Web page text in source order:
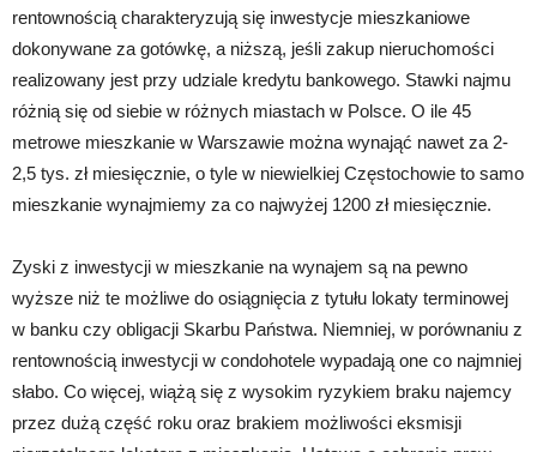
rentownością charakteryzują się inwestycje mieszkaniowe
dokonywane za gotówkę, a niższą, jeśli zakup nieruchomości
realizowany jest przy udziale kredytu bankowego. Stawki najmu
różnią się od siebie w różnych miastach w Polsce. O ile 45
metrowe mieszkanie w Warszawie można wynająć nawet za 2-
2,5 tys. zł miesięcznie, o tyle w niewielkiej Częstochowie to samo
mieszkanie wynajmiemy za co najwyżej 1200 zł miesięcznie.
Zyski z inwestycji w mieszkanie na wynajem są na pewno
wyższe niż te możliwe do osiągnięcia z tytułu lokaty terminowej
w banku czy obligacji Skarbu Państwa. Niemniej, w porównaniu z
rentownością inwestycji w condohotele wypadają one co najmniej
słabo. Co więcej, wiążą się z wysokim ryzykiem braku najemcy
przez dużą część roku oraz brakiem możliwości eksmisji